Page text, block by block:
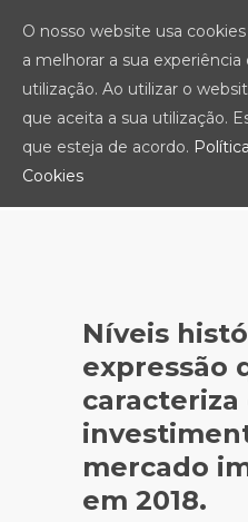
Níveis
expressão
caracteriza
mercado
em 2018.
O nosso website usa
a melhorar a sua experiência
utilização. Ao utilizar o
que aceita a sua utilização.
que esteja de acordo.
Cookies